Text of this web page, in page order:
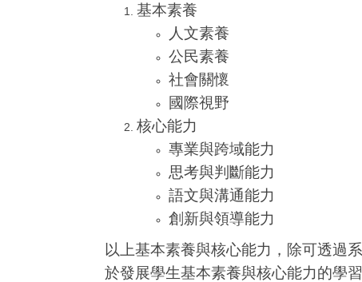
基本素養
人文素養
公民素養
社會關懷
國際視野
核心能力
專業與跨域能力
思考與判斷能力
語文與溝通能力
創新與領導能力
以上基本素養與核心能力，除可透過
於發展學生基本素養與核心能力的學